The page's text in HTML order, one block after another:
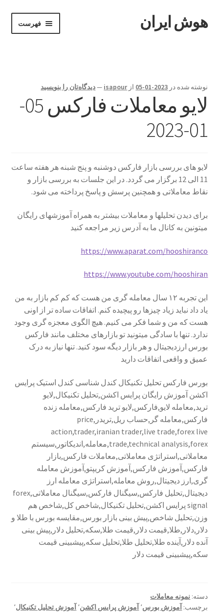
پرش
به
پرش
به
هوش ایران فهرست
Instructor
Instructors
پایان دوره
تأیید پرداخت
تراکنش ناموفق
سوابق خرید
پرداخت
پرداخت دوره های آکادمی
پروفایل
تحلیل های هفتگی
تحلیل های هفتگی بازار ایران
تحلیل هفتگی بازار فارکس
تقویم اقتصادی
تماس با ما
تمام دورها های آکادمی
آکادمی
چگونه یک معامله گر موفق شویم
نوشته شده در 2023-01-05 ازisapour
—دیدگاه‌تان را بنویسید
لایو معاملات فارکس 05-
01-2023
لایو های بررسی بازار فارکس دوشنبه و پنج شبنه هر هفته ساعت
11 الی 12 برگزار می گردد. در این جلسات به بررسی بازار و
نقاط معاملاتی و همچنین پرسش و پاسخ پرداخته می شود.
برای دیدن تحلیلها و معاملات بیشتر به همراه آموزشهای رایگان
میتونین به کانال ما به آدرس زیر مراجعه کنید
https://www.aparat.com/hooshiranco
https://www.youtube.com/hooshiran
این تجربه ۱۲ سال معامله گری من هست که کم کم بازار به من
یاد داد نباید زیاد چیزها رو پیچیده کنم. اتفاقات ساده تر از اونی
هست که من و شما فکر می کنیم. هیچ الگوی معجزه گری وجود
ندارد. تنها با سادگی میتونید تو بازارهای مختلف مانند فارکس
بورس ارزدیجیتال و هر بازار دیگه سود کنید. تنها نیاز به درک
عمیق و واقعی اتفاقات دارید
بورس فارکس تحلیل تکنیکال کندل شناسی کندل استیک پرایس
اکشن آموزش رایگان پرایس اکشن,تحلیل تکنیکال,لایو
ترید,معامله لایو,فارکس,لایو ترید فارکس,معامله زنده
فارکس,معامله گر,حساب ریل,تریدر,price
action,trader,iranian trader,live trade,forex live
trade,technical analysis,forex,معامله,اندیکاتور,سیستم
معاملاتی,استراتژی معاملاتی,معاملات فارکس,بازار
فارکس,آموزش فارکس,آموزش کریپتو,آموزش معامله
گری,ارز دیجیتال,روش معامله,استراتژی معامله ارز
دیجیتال,تحلیل فارکس,سیگنال فارکس,سیگنال معاملاتی,forex
signal پرایس اکشن,تحلیل تکنیکال,شاخص کل,شاخص هم
وزن,تحلیل شاخص,پیش بینی بازار بورس,مقایسه بورس با طلا و
دلار,دلار,طلا,قیمت دلار,قیمت طلا,سکه,تحلیل دلار,پیش بینی
آنده دلار,آینده طلا,تحلیل طلا,تحلیل سکه,پیشبینی قیمت
سکه,پیشبینی قیمت دلار
دسته: نمونه معاملات
برچسب: آموزش بورس٬ آموزش پرایس اکشن٬ آموزش تحلیل تکنیکال٬